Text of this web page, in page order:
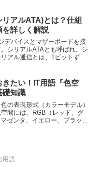
がすべてディスプレイ内に統
るため、別途本体を用意する
ません。デスクトップPCより
ースが小さく、またケーブル
なるため、すっきりとした見
ことができます。オールイン
、動画やゲームなどのコンテ
快適に楽しむことができま
ノートパソコンよりも性能が
が多いため、本格的な動画編
プレイにも適しています。た
ルインワンPCはノートパソコ
アルATA)とは？仕組
を詳しく解説
デバイスとマザーボードを接
シリアルATAとも呼ばれ、シ
アル通信とは、1ビットずつ
ソリッドステートドライブ
ジデバイスを接続するため
リアルATAワーキンググルー
年にシリアルATA
Revision 2.0が、2009年にシ
た。現在の最新バージョン
多くのデータを転送すること
きたい！IT用語『色空
礎知識
の表現形式（カラーモデル）
間には、RGB（レッド、グ
ゼンタ、イエロー、ブラッ
に使用されます。例えば、デ
用語